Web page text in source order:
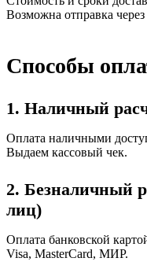
Возможна отправка
Способы
1. Наличный
Оплата наличными
Выдаем кассовый чек.
2. Безналичный
лиц)
Оплата банковской
Visa, MasterCard, МИР.